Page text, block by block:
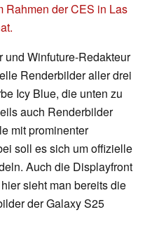
Rahmen der CES in Las
und Winfuture-Redakteur
Renderbilder aller drei
Icy Blue, die unten zu
auch Renderbilder
mit prominenter
soll es sich um offizielle
Auch die Displayfront
sieht man bereits die
der Galaxy S25